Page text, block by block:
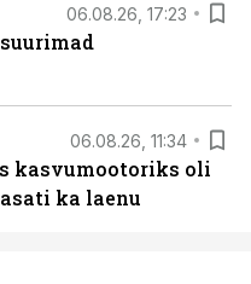
06.08.26, 17:23
suurimad
06.08.26, 11:34
kasvumootoriks oli
ka laenu